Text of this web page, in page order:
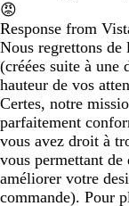
😡
Response from
Nous regrettons de
(créées suite à une
hauteur de vos
Certes, notre
parfaitement
vous avez droit à
vous permettant
améliorer votre
commande). Pour